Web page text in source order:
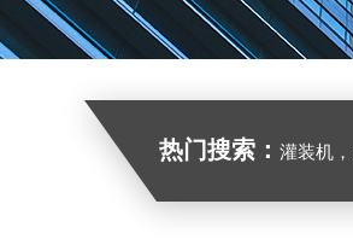
热门搜索： 灌装机